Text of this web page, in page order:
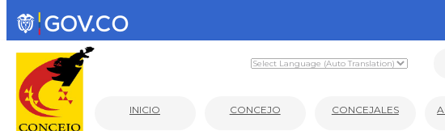
INICIO CONCEJO CONCEJALES